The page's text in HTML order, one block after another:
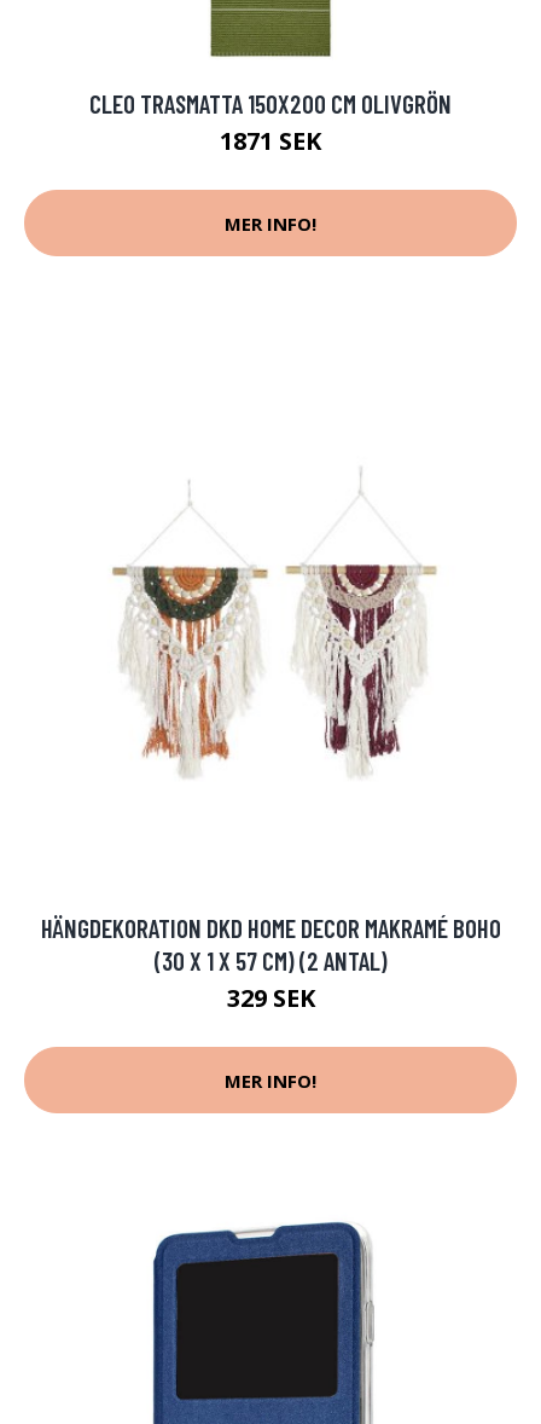
CLEO TRASMATTA 150X200 CM OLIVGRÖN
1871 SEK
MER INFO!
HÄNGDEKORATION DKD HOME DECOR MAKRAMÉ BOHO
(30 X 1 X 57 CM) (2 ANTAL)
329 SEK
MER INFO!